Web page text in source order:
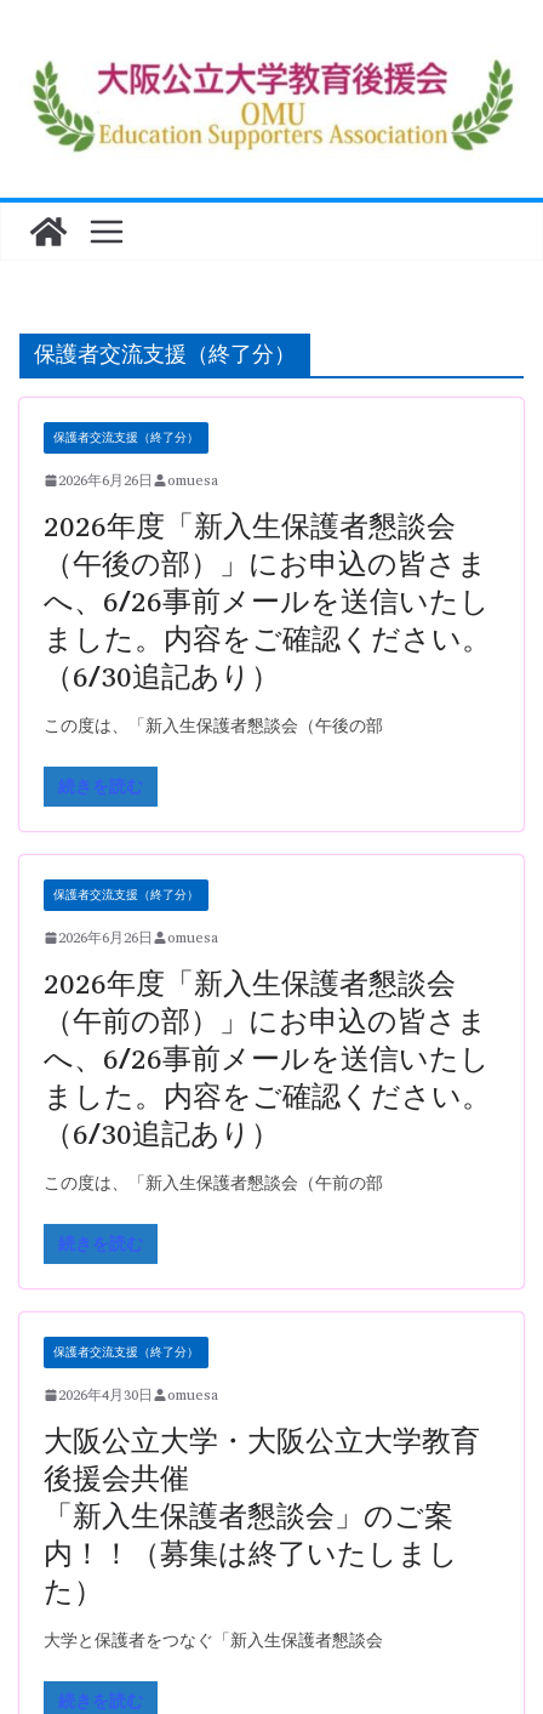
保護者交流支援（終了分）
保護者交流支援（終了分）
2026年6月26日 omuesa
2026年度「新入生保護者懇談会
（午後の部）」にお申込の皆さま
へ、6/26事前メールを送信いたし
ました。内容をご確認ください。
（6/30追記あり）
この度は、「新入生保護者懇談会（午後の部
続きを読む
保護者交流支援（終了分）
2026年6月26日 omuesa
2026年度「新入生保護者懇談会
（午前の部）」にお申込の皆さま
へ、6/26事前メールを送信いたし
ました。内容をご確認ください。
（6/30追記あり）
この度は、「新入生保護者懇談会（午前の部
続きを読む
保護者交流支援（終了分）
2026年4月30日 omuesa
大阪公立大学・大阪公立大学教育
後援会共催
「新入生保護者懇談会」のご案
内！！（募集は終了いたしまし
た）
大学と保護者をつなぐ「新入生保護者懇談会
続きを読む